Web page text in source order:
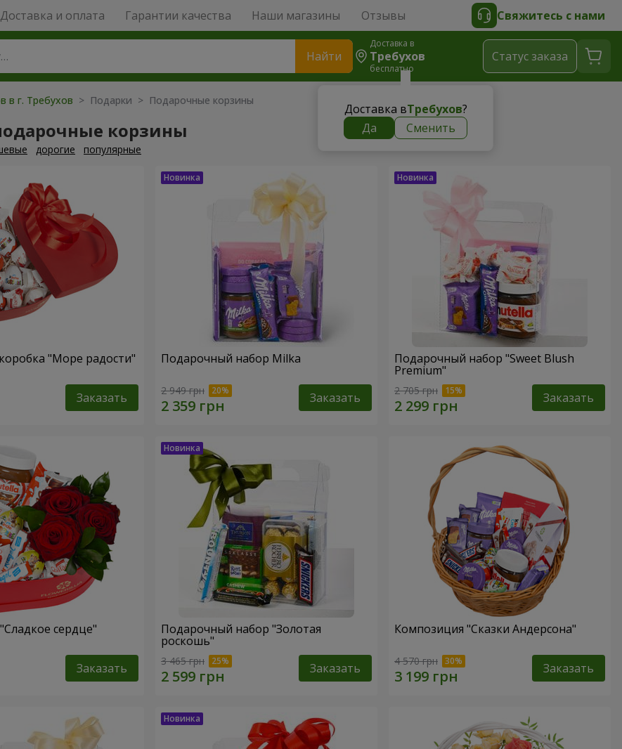
Доставка и оплата Гарантии качества Наши магазины Отзывы Свяжитесь с нами
Найти
Доставка в
Требухов
бесплатно
Доставка вТребухов?
Да
Сменить
Cтатус заказа
в г. Требухов > Подарки > Подарочные корзины
корзины
дорогие популярные
"Море радости"
Заказать
Подарочный набор Milka
2 949 грн Заказать
Подарочный набор "Sweet Blush
Premium"
2 705 грн Заказать
сердце"
Заказать
Подарочный набор "Золотая
роскошь"
3 465 грн Заказать
Композиция "Сказки Андерсона"
4 570 грн Заказать